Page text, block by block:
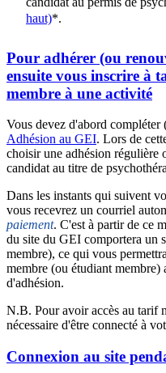
haut)*.
Pour adhérer (ou
ensuite vous inscrire à
membre à une activité
Vous devez d'abord
Adhésion au GEI. Lors de
choisir une adhésion régulière
candidat au titre de
Dans les instants qui suivent
vous recevrez un courriel
paiement. C'est à partir de ce
du site du GEI comportera un
membre), ce qui vous
membre (ou étudiant membre)
d'adhésion.
N.B. Pour avoir accès au tarif
nécessaire d'être connecté à
Connexion au site